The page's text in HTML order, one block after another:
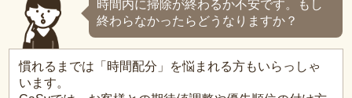
時間内に掃除が終わるか不安です。もし
終わらなかったらどうなりますか？
慣れるまでは「時間配分」を悩まれる方もいらっしゃ
います。